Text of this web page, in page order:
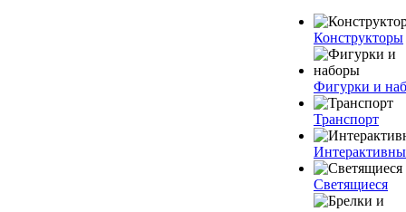
Конструкторы
Фигурки и
Транспорт
Светящиеся